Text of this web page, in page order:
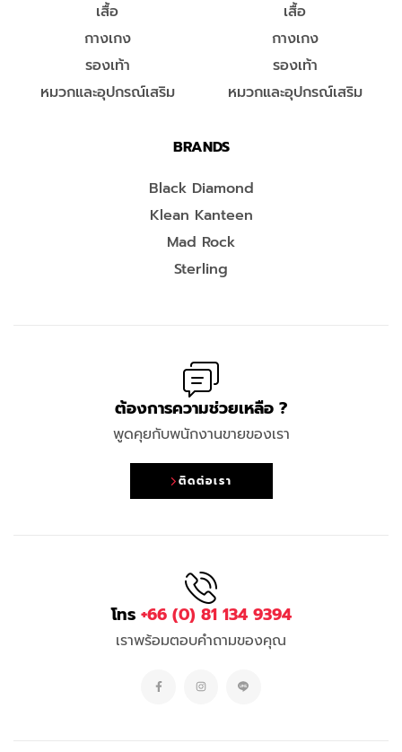
เสื้อ
กางเกง
รองเท้า
หมวกและอุปกรณ์เสริม
เสื้อ
กางเกง
รองเท้า
หมวกและอุปกรณ์เสริม
BRANDS
Black Diamond
Klean Kanteen
Mad Rock
Sterling
ต้องการความช่วยเหลือ ?
พูดคุยกับพนักงานขายของเรา
ติดต่อเรา
โทร +66 (0) 81 134 9394
เราพร้อมตอบคำถามของคุณ